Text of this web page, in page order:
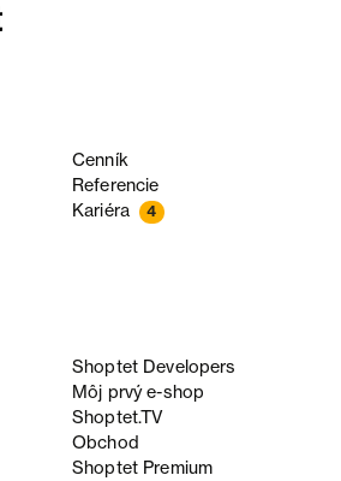
Cenník
Referencie
Kariéra 4
Shoptet Developers
Môj prvý e-shop
Shoptet.TV
Obchod
Shoptet Premium